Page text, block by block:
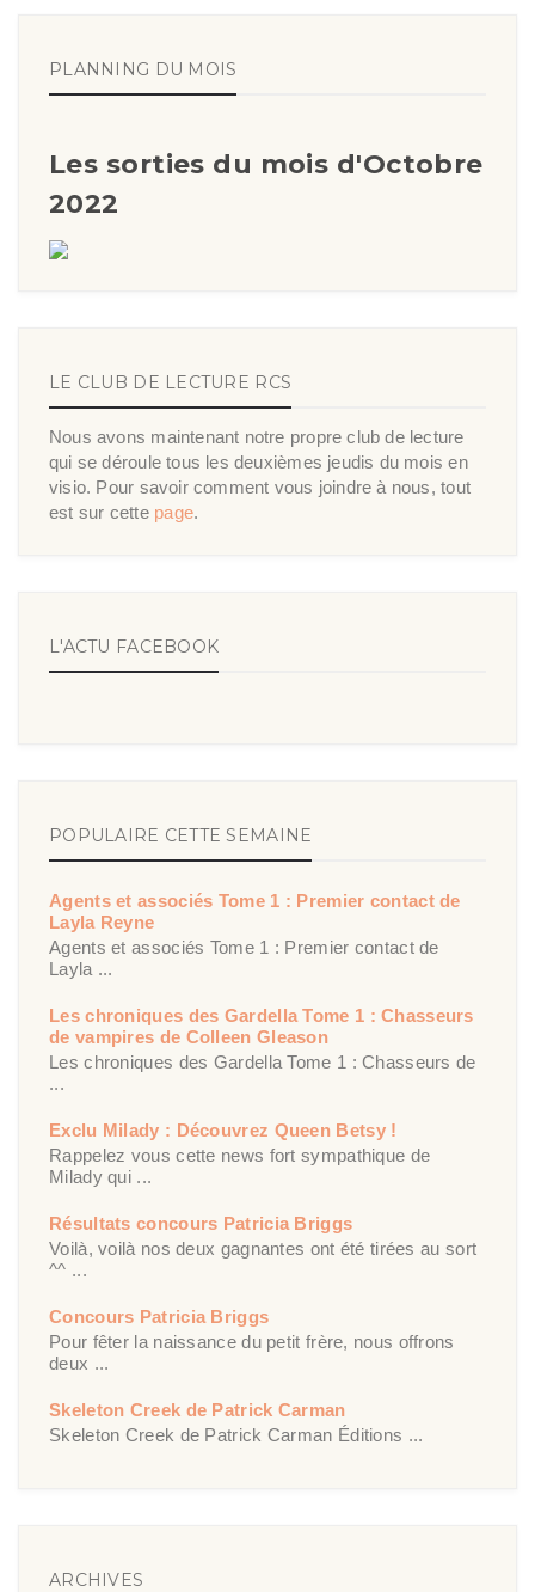
PLANNING DU MOIS
Les sorties du mois d'Octobre
2022
LE CLUB DE LECTURE RCS
Nous avons maintenant notre propre club de lecture
qui se déroule tous les deuxièmes jeudis du mois en
visio. Pour savoir comment vous joindre à nous, tout
est sur cette page.
L'ACTU FACEBOOK
POPULAIRE CETTE SEMAINE
Agents et associés Tome 1 : Premier contact de
Layla Reyne
Agents et associés Tome 1 : Premier contact de
Layla ...
Les chroniques des Gardella Tome 1 : Chasseurs
de vampires de Colleen Gleason
Les chroniques des Gardella Tome 1 : Chasseurs de
...
Exclu Milady : Découvrez Queen Betsy !
Rappelez vous cette news fort sympathique de
Milady qui ...
Résultats concours Patricia Briggs
Voilà, voilà nos deux gagnantes ont été tirées au sort
^^ ...
Concours Patricia Briggs
Pour fêter la naissance du petit frère, nous offrons
deux ...
Skeleton Creek de Patrick Carman
Skeleton Creek de Patrick Carman Éditions ...
ARCHIVES